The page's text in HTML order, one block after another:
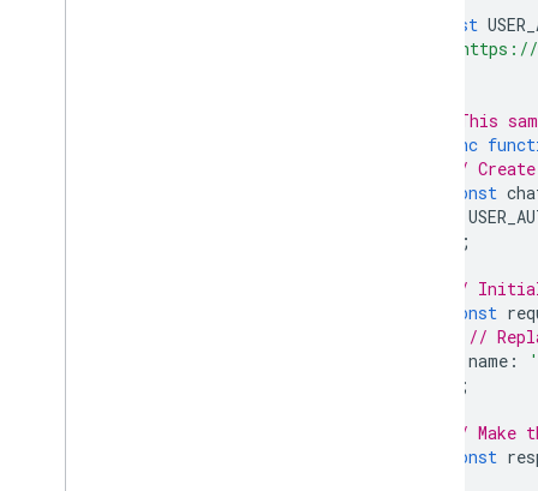
const
'https://
// This
async
//
const
);
//
const
//
name :
};
// Make
const